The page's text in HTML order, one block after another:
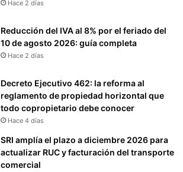
Hace 2 días
Reducción del IVA al 8% por el feriado del
10 de agosto 2026: guía completa
Hace 2 días
Decreto Ejecutivo 462: la reforma al
reglamento de propiedad horizontal que
todo copropietario debe conocer
Hace 4 días
SRI amplía el plazo a diciembre 2026 para
actualizar RUC y facturación del transporte
comercial